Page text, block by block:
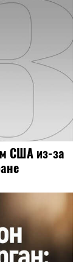
США из-за